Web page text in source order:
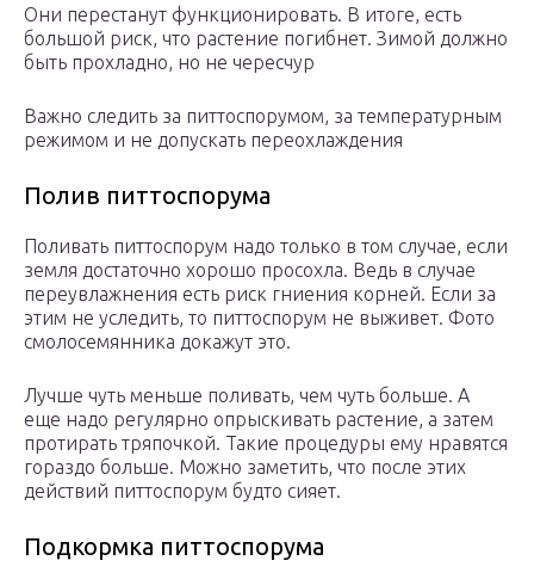
Они перестанут функционировать. В итоге, есть
большой риск, что растение погибнет. Зимой должно
быть прохладно, но не чересчур
Важно следить за питтоспорумом, за температурным
режимом и не допускать переохлаждения
Полив питтоспорума
Поливать питтоспорум надо только в том случае, если
земля достаточно хорошо просохла. Ведь в случае
переувлажнения есть риск гниения корней. Если за
этим не уследить, то питтоспорум не выживет. Фото
смолосемянника докажут это.
Лучше чуть меньше поливать, чем чуть больше. А
еще надо регулярно опрыскивать растение, а затем
протирать тряпочкой. Такие процедуры ему нравятся
гораздо больше. Можно заметить, что после этих
действий питтоспорум будто сияет.
Подкормка питтоспорума